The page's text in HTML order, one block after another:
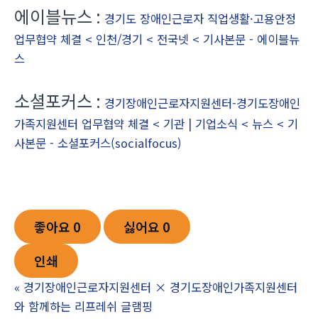
에이블뉴스 : 경기도 장애인근로자 직업생활·고용안정
업무협약 체결 < 인천/경기 < 전국넷 < 기사본문 - 에이블뉴
스
소셜포커스 : 경기장애인근로자지원센터-경기도장애인
가족지원센터 업무협약 체결 < 기관 | 기업소식 < 뉴스 < 기
사본문 - 소셜포커스(socialfocus)
좋아요 0 싫어요 0
인쇄
« 경기장애인근로자지원센터 × 경기도장애인가족지원센터
와 함께하는 리프레쉬 글램핑